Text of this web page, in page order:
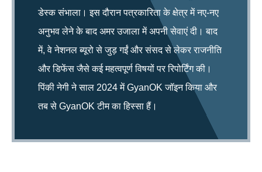
डेस्क संभाला। इस दौरान पत्रकारिता के क्षेत्र में नए-नए
अनुभव लेने के बाद अमर उजाला में अपनी सेवाएं दी। बाद
में, वे नेशनल ब्यूरो से जुड़ गईं और संसद से लेकर राजनीति
और डिफेंस जैसे कई महत्वपूर्ण विषयों पर रिपोर्टिंग की।
पिंकी नेगी ने साल 2024 में GyanOK जॉइन किया और
तब से GyanOK टीम का हिस्सा हैं।